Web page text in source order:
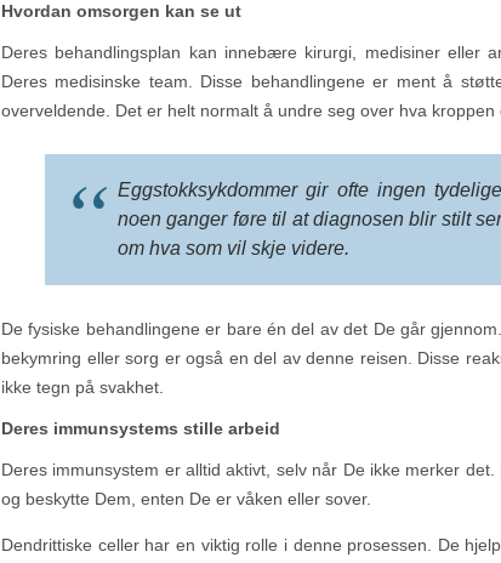
Hvordan omsorgen kan se ut
Deres behandlingsplan kan innebære kirurgi, medisiner eller
Deres medisinske team. Disse behandlingene er ment å
overveldende. Det er helt normalt å undre seg over hva kroppen
Eggstokksykdommer gir ofte ingen
noen ganger føre til at diagnosen blir stilt
om hva som vil skje videre.
De fysiske behandlingene er bare én del av det De går
bekymring eller sorg er også en del av denne reisen. Disse
ikke tegn på svakhet.
Deres immunsystems stille arbeid
Deres immunsystem er alltid aktivt, selv når De ikke merker
og beskytte Dem, enten De er våken eller sover.
Dendrittiske celler har en viktig rolle i denne prosessen. De